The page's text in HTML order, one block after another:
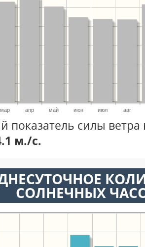
мар апр май июн июл авг
показатель силы ветра
м./с.
СОЛНЕЧНЫХ